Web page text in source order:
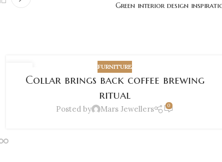
Green interior design
AUG
FURNITURE
Collar brings back coffee brewing
ritual
Posted by Mars Jewellers 0